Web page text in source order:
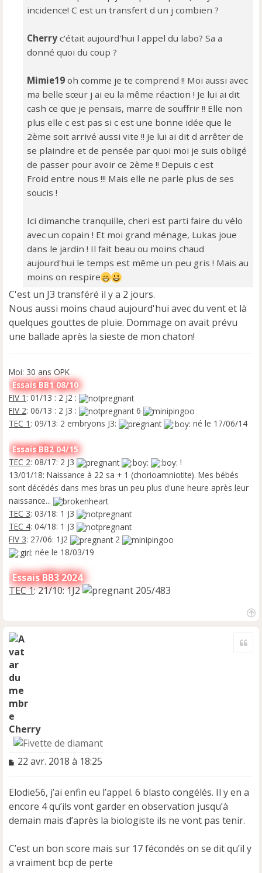
incidence! C est un transfert d un j combien ?
Cherry c'était aujourd'hui l appel du labo? Sa a
donné quoi du coup ?
Mimie19 oh comme je te comprend !! Moi aussi avec
ma belle sœur j ai eu la même réaction ! Je lui ai dit
cash ce que je pensais, marre de souffrir !! Elle non
plus elle c est pas si c est une bonne idée que le
2ème soit arrivé aussi vite !! Je lui ai dit d arrêter de
se plaindre et de pensée par quoi moi je suis obligé
de passer pour avoir ce 2ème !! Depuis c est
Froid entre nous !!! Mais elle ne parle plus de ses
soucis !
Ici dimanche tranquille, cheri est parti faire du vélo
avec un copain ! Et moi grand ménage, Lukas joue
dans le jardin ! Il fait beau ou moins chaud
aujourd'hui le temps est même un peu gris ! Mais au
moins on respire
C'est un J3 transféré il y a 2 jours.
Nous aussi moins chaud aujourd'hui avec du vent et là
quelques gouttes de pluie. Dommage on avait prévu
une ballade après la sieste de mon chaton!
Moi: 30 ans OPK
Essais BB1 08/10
FIV 1: 01/13 : 2 J2 :
FIV 2: 06/13 : 2 J3 :
6
TEC 1 : 09/13: 2 embryons J3: né le 17/06/14
Essais BB2 04/15
TEC 2: 08/17: 2 J3
!
13/01/18: Naissance à 22 sa + 1 (chorioamniotite). Mes bébés
sont décédés dans mes bras un peu plus d'une heure après leur
naissance...
TEC 3: 03/18: 1 J3
TEC 4: 04/18: 1 J3
FIV 3: 27/06: 1J2
2
née le 18/03/19
Essais BB3 2024
TEC 1: 21/10: 1J2 205/483
Cherry
M
s
a
g
e
o
n
22 avr. 2018 à 18:25
Elodie56, j’ai enfin eu l’appel. 6 blasto congélés. Il y en a
encore 4 qu’ils vont garder en observation jusqu’à
demain mais d’après la biologiste ils ne vont pas tenir.
C’est un bon score mais sur 17 fécondés on se dit qu’il y
a vraiment bcp de perte